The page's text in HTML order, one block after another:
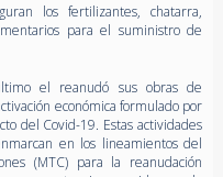
los fertilizantes, chatarra,
para el suministro de
el reanudó sus obras de
económica formulado por
del Covid-19. Estas actividades
en los lineamientos del
(MTC) para la reanudación